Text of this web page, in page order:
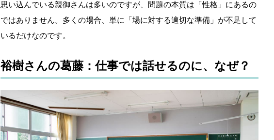
思い込んでいる親御さんは多いのですが、問題の本質は「性格」にあるの
ではありません。多くの場合、単に「場に対する適切な準備」が不足して
いるだけなのです。
裕樹さんの葛藤：仕事では話せるのに、なぜ？